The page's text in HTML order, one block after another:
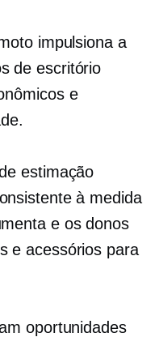
impulsiona a
de escritório
e
estimação
à medida
e os donos
e acessórios para
oportunidades